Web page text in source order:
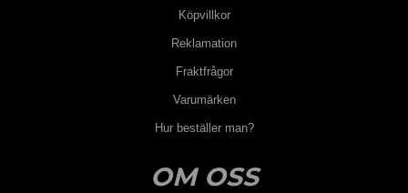
Köpvillkor
Reklamation
Fraktfrågor
Varumärken
Hur beställer man?
OM OSS